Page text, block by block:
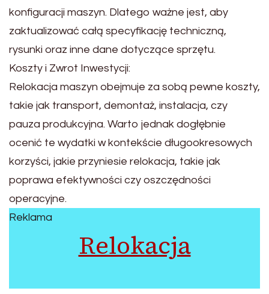
konfiguracji maszyn. Dlatego ważne jest, aby
zaktualizować całą specyfikację techniczną,
rysunki oraz inne dane dotyczące sprzętu.
Koszty i Zwrot Inwestycji:
Relokacja maszyn obejmuje za sobą pewne koszty,
takie jak transport, demontaż, instalacja, czy
pauza produkcyjna. Warto jednak dogłębnie
ocenić te wydatki w kontekście długookresowych
korzyści, jakie przyniesie relokacja, takie jak
poprawa efektywności czy oszczędności
operacyjne.
Reklama
Relokacja